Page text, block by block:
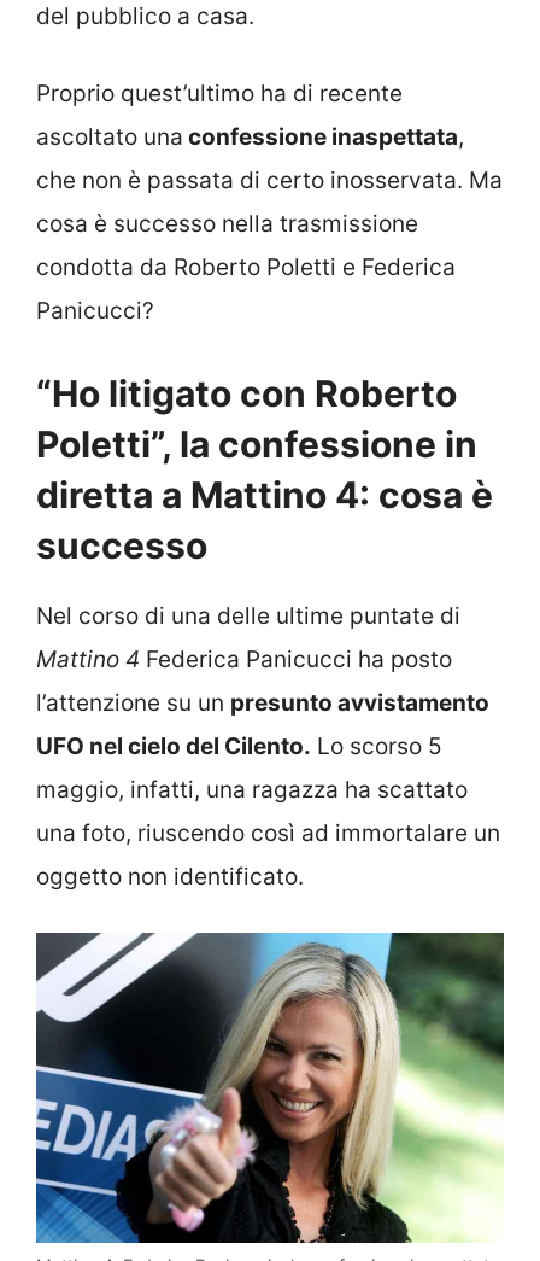
del pubblico a casa.
Proprio quest’ultimo ha di recente
ascoltato una confessione inaspettata,
che non è passata di certo inosservata. Ma
cosa è successo nella trasmissione
condotta da Roberto Poletti e Federica
Panicucci?
“Ho litigato con Roberto
Poletti”, la confessione in
diretta a Mattino 4: cosa è
successo
Nel corso di una delle ultime puntate di
Mattino 4 Federica Panicucci ha posto
l’attenzione su un presunto avvistamento
UFO nel cielo del Cilento. Lo scorso 5
maggio, infatti, una ragazza ha scattato
una foto, riuscendo così ad immortalare un
oggetto non identificato.